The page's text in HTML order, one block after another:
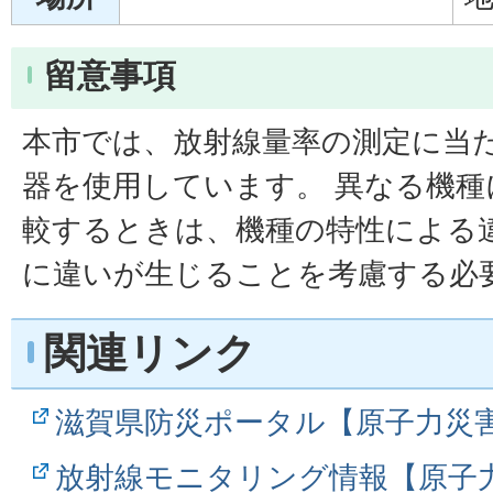
留意事項
本市では、放射線量率の測定に当
器を使用しています。 異なる機
較するときは、機種の特性による
に違いが生じることを考慮する必
関連リンク
滋賀県防災ポータル【原子力災
放射線モニタリング情報【原子